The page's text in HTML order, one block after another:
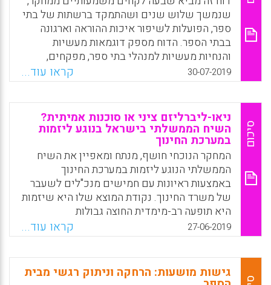
עבור ה"חינוך האפור" באופן חוקי וסביר.
WhatsApp
Facebook
Email
X
שנמשך שלוש שנים ושהתמקד ברשתות של בתי
ספר, הפועלות לשיפור איכות ההוראה וארגונה
בבתי הספר. הדוח מספק דוגמאות מעשיות
והנחיות מעשיות למנהלי בתי ספר, מפקחים,
ממונים וקובעי מדיניות בנוגע לארגון שירותי
החינוך ולקשר שבין בתי הספר.
WhatsApp
Facebook
Email
X
30-07-2019 קראו עוד...
סיכום
ניאו-ליברליזם ציני או סוכנות אמיתית?
השיח הממשלתי בישראל בנוגע ליזמות
במערכת החינוך
המחקר הנוכחי חושף, מנתח ומאפיין את השיח
הממשלתי הנוגע ליזמות במערכת החינוך
באמצעות ראיונות עם חמישים מנכ"לים לשעבר
של משרד החינוך. נקודת המוצא שלו היא שיזמות
היא תופעה רב-מימדית החוצה גבולות
דיסציפלינריים. הוא מבקש להשיב על שתי
שאלות מרכזיות: 1) מהם השיח והתפיסות הרווחות
בקרב קובעי מדיניות בכירים בתחום החינוך ביחס
ליזמות?; 2) כיצד שיח זה מתכתב עם הספרות
בנושא יזמות בעולם העסקי, במדיניות
27-06-2019 קראו עוד...
גישות מושעות: הרחקה וניתוק רגשי מבית